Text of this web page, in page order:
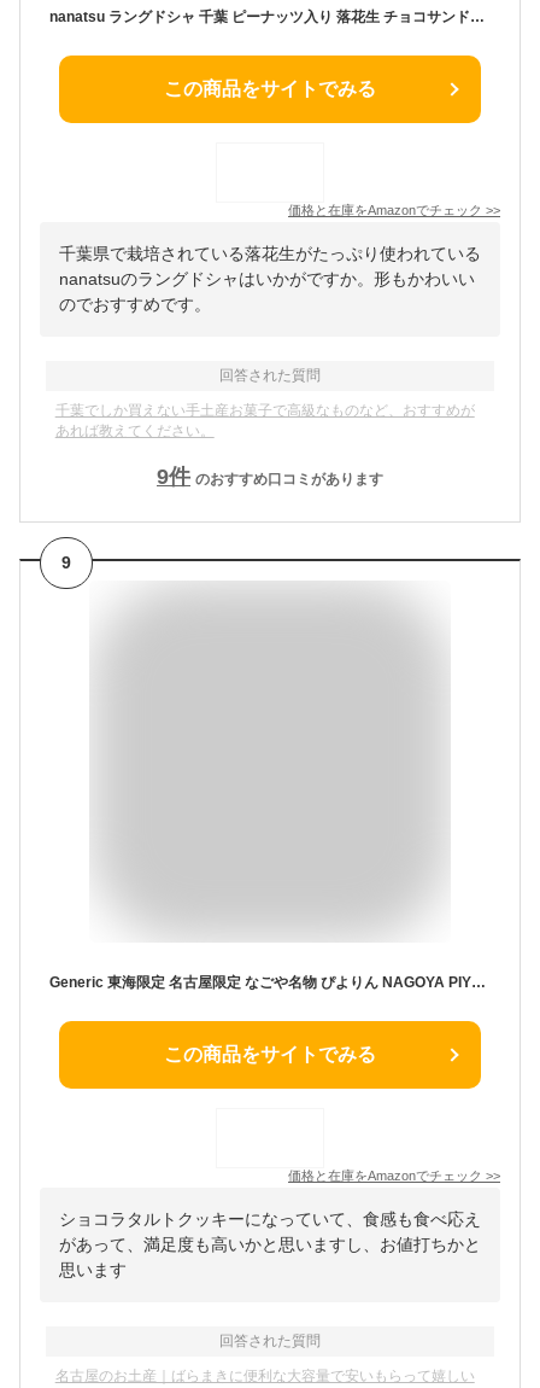
nanatsu ラングドシャ 千葉 ピーナッツ入り 落花生 チョコサンドクッキー (12個入り) Chiba Peanut Chocolate Sandwich Cookies – Langue de Chat from Japan
この商品をサイトでみる
価格と在庫をAmazonでチェック >>
千葉県で栽培されている落花生がたっぷり使われている
nanatsuのラングドシャはいかがですか。形もかわいい
のでおすすめです。
回答された質問
千葉でしか買えない手土産お菓子で高級なものなど、おすすめが
あれば教えてください。
9件 のおすすめ口コミがあります
9
Generic 東海限定 名古屋限定 なごや名物 ぴよりん NAGOYA PIYORIN ショコラタルトクッキー 焼菓子 12個
この商品をサイトでみる
価格と在庫をAmazonでチェック >>
ショコラタルトクッキーになっていて、食感も食べ応え
があって、満足度も高いかと思いますし、お値打ちかと
思います
回答された質問
名古屋のお土産｜ばらまきに便利な大容量で安いもらって嬉しい